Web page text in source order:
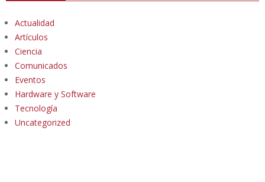
Actualidad
Artículos
Ciencia
Comunicados
Eventos
Hardware y Software
Tecnología
Uncategorized